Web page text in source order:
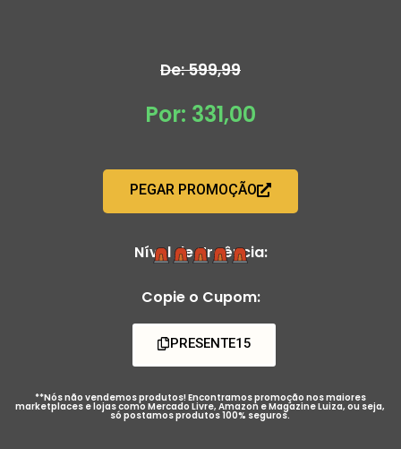
De: 599,99
Por: 331,00
PEGAR PROMOÇÃO
Nível de Urgência:
Copie o Cupom:
PRESENTE15
**Nós não vendemos produtos! Encontramos promoção nos maiores
marketplaces e lojas como Mercado Livre, Amazon e Magazine Luiza, ou seja,
só postamos produtos 100% seguros.